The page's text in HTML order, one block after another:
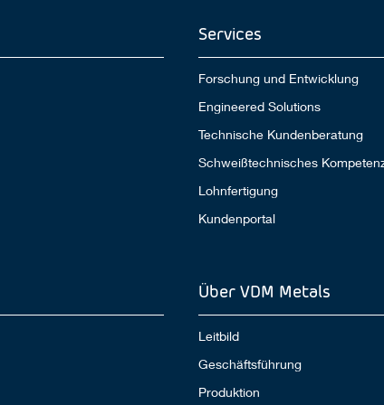
Services
Forschung und Entwicklung
Engineered Solutions
Technische Kundenberatung
Schweißtechnisches
Lohnfertigung
Kundenportal
Über VDM Metals
Leitbild
Geschäftsführung
Produktion